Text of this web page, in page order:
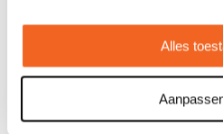
Alles